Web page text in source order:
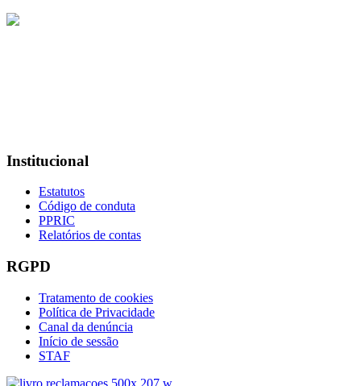
Institucional
Estatutos
Código de conduta
PPRIC
Relatórios de contas
RGPD
Tratamento de cookies
Política de Privacidade
Canal da denúncia
Início de sessão
STAF